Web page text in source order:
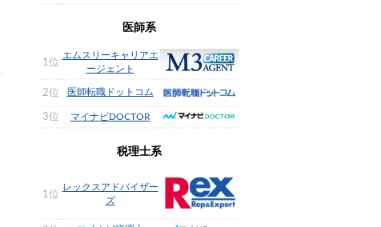
医師系
1位
エムスリーキャリアエ
ージェント
2位 医師転職ドットコム
3位 マイナビDOCTOR
税理士系
1位
レックスアドバイザー
ズ